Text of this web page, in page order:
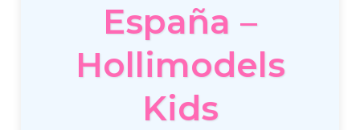
España –
Hollimodels
Kids